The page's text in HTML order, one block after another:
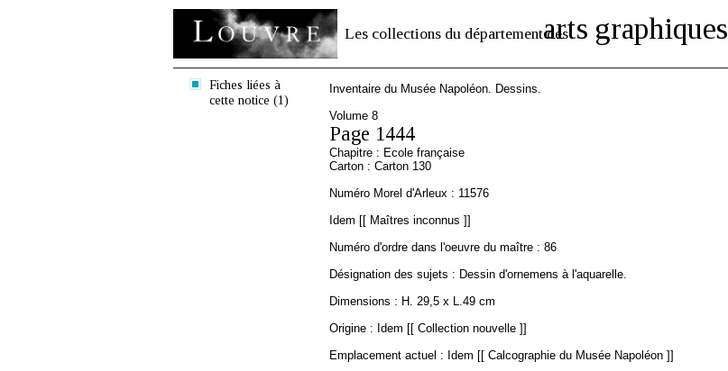
Les collections du département desarts graphiques
Fiches liées à
cette notice (1)
Inventaire du Musée Napoléon. Dessins.
Volume 8
Page 1444
Chapitre : Ecole française
Carton : Carton 130
Numéro Morel d'Arleux : 11576
Idem [[ Maîtres inconnus ]]
Numéro d'ordre dans l'oeuvre du maître : 86
Désignation des sujets : Dessin d'ornemens à l'aquarelle.
Dimensions : H. 29,5 x L.49 cm
Origine : Idem [[ Collection nouvelle ]]
Emplacement actuel : Idem [[ Calcographie du Musée Napoléon ]]